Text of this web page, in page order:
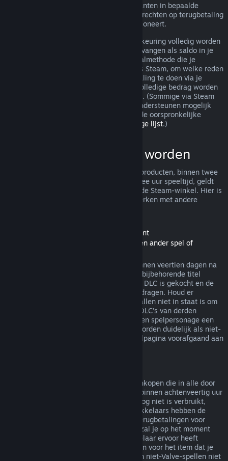
terugbetaling toch worden behandeld. Klanten in bepaalde
jurisdicties hebben mogelijk aanvullende rechten op terugbetaling
wanneer het spel niet naar behoren functioneert.
Je aankoop zal binnen een week na goedkeuring volledig worden
terugbetaald. Je zult de terugbetaling ontvangen als saldo in je
Steam-portemonnee of via dezelfde betaalmethode die je
gebruikt hebt om de aankoop te doen. Als Steam, om welke reden
dan ook, niet in staat is om een terugbetaling te doen via je
oorspronkelijke betaalmethode, zal het volledige bedrag worden
bijgeschreven aan je Steam-portemonnee. (Sommige via Steam
beschikbare betaalmethoden in je land ondersteunen mogelijk
geen terugbetaling van een aankoop via de oorspronkelijke
Klik hier voor een volledige lijst.)
Wat kan terugbetaald worden
Het aanbod tot terugbetaling van Steam-producten, binnen twee
weken na aankoop en met minder dan twee uur speeltijd, geldt
voor spellen en softwaretoepassingen in de Steam-winkel. Hier is
een overzicht van hoe terugbetalingen werken met andere
Terugbetalingen van Downloadable Content
(Steam-winkelinhoud bruikbaar binnen een ander spel of
In de Steam-winkel gekochte DLC kan binnen veertien dagen na
aankoop worden terugbetaald, zolang de bijbehorende titel
minder dan twee uur gespeeld is sinds de DLC is gekocht en de
DLC niet is verbruikt, gewijzigd of overgedragen. Houd er
rekening mee dat Steam in sommige gevallen niet in staat is om
terugbetalingen te doen voor een aantal DLC's van derden
(bijvoorbeeld als de DLC onomkeerbaar een spelpersonage een
level laat stijgen). Deze uitzonderingen worden duidelijk als niet-
terugbetaalbaar gemarkeerd op de winkelpagina voorafgaand aan
Steam biedt terugbetalingen aan voor aankopen die in alle door
Valve ontwikkelde spellen zijn gemaakt, binnen achtenveertig uur
na aankoop, zolang het item in het spel nog niet is verbruikt,
gewijzigd of overgedragen. Andere ontwikkelaars hebben de
mogelijkheid op deze voorwaarden ook terugbetalingen voor
items in hun spel in te schakelen. Steam zal je op het moment
van aankoop vertellen of de spelontwikkelaar ervoor heeft
gekozen om terugbetalingen aan te bieden voor het item dat je
koopt. Anders zijn aankopen in het spel in niet-Valve-spellen niet